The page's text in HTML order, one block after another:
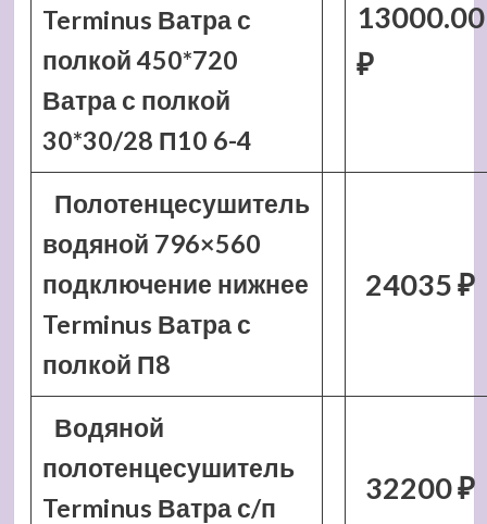
Terminus Ватра с
полкой 450*720
Ватра с полкой
30*30/28 П10 6-4
13000.00
₽
Полотенцесушитель
водяной 796×560
подключение нижнее
Terminus Ватра с
полкой П8
24035 ₽
Водяной
полотенцесушитель
Terminus Ватра с/п
32200 ₽